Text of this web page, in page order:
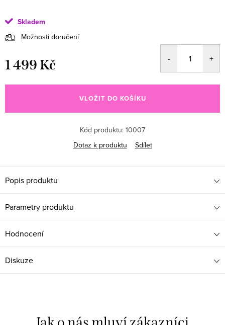
Skladem
Možnosti doručení
1 499 Kč
VLOŽIT DO KOŠÍKU
Kód produktu: 10007
Dotaz k produktu
Sdílet
Popis produktu
Parametry produktu
Hodnocení
Diskuze